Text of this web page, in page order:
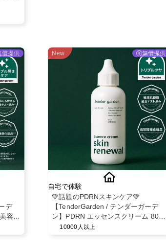
償提供
デ
容液
New 無償提供
自宅で体験
💚話題のPDRNスキンケア💚
【TenderGarden / テンダーガーデ
ン】PDRN エッセンスクリーム 80ml
モニター募集✨
10000人以上